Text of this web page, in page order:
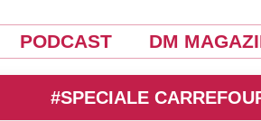
PODCAST DM
#SPECIALE